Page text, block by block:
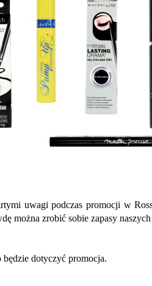
uwagi podczas promocji w
można zrobić sobie zapasy
dotyczyć promocja.